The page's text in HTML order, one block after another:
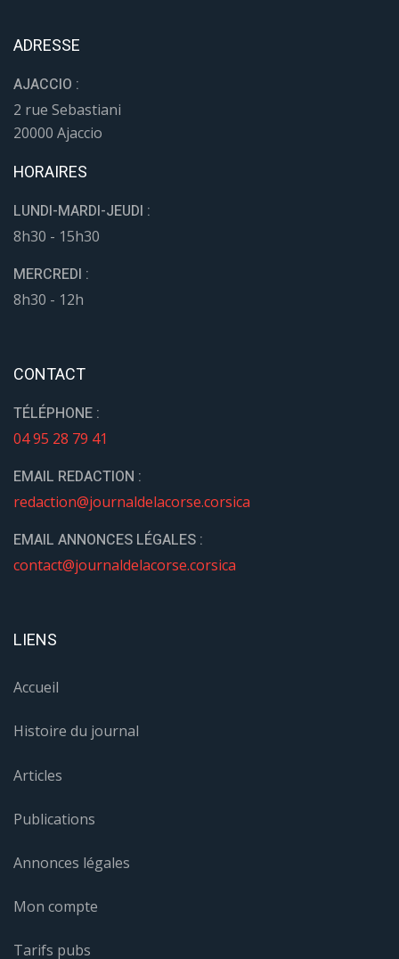
ADRESSE
AJACCIO :
2 rue Sebastiani
20000 Ajaccio
HORAIRES
LUNDI-MARDI-JEUDI :
8h30 - 15h30
MERCREDI :
8h30 - 12h
CONTACT
TÉLÉPHONE :
04 95 28 79 41
EMAIL REDACTION :
redaction@journaldelacorse.corsica
EMAIL ANNONCES LÉGALES :
contact@journaldelacorse.corsica
LIENS
Accueil
Histoire du journal
Articles
Publications
Annonces légales
Mon compte
Tarifs pubs